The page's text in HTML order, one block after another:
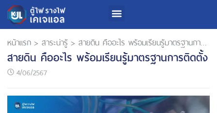
หน้าแรก > สาระน่ารู้ > สายดิน คืออะไร พร้อมเรียนรู้มาตรฐานการติดตั้ง
สายดิน คืออะไร พร้อมเรียนรู้มาตรฐานการติดตั้ง
4/06/2567